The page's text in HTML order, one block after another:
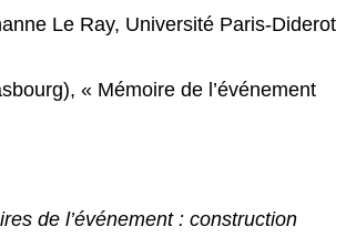
Le Ray, Université Paris-Diderot
« Mémoire de l’événement
de l’événement : construction